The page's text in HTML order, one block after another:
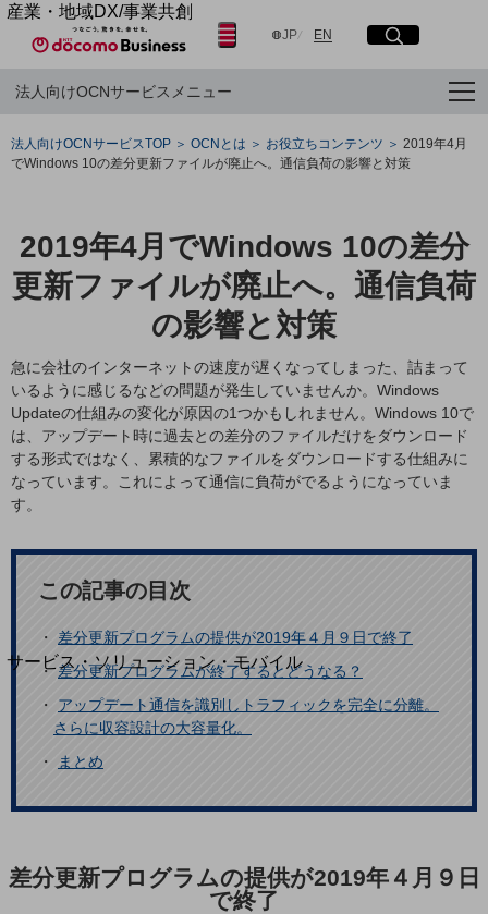
産業・地域DX/事業共創
OPEN HUB for Plural Futures
「社会可能性」を探究・実装する事業共創エコシステムです。
イベント/ウェビナー
記事コンテンツ
プレイヤー(カタリスト/パートナー企業)
産業・地域DXプラットフォーマーとして
企業と地域が持続成長する社会を目指します
Smart City
Smart Industry
Smart Mobility
Smart Worksite
生成AI(Generative AI)
地域の取り組み
地域社会を支える皆さまと地域課題の解決や
地域経済のさらなる活性化に取り組みます
自治体・地域社会との共創
別ウィンドウで開きます
サービス・ソリューション・モバイル
DXに関する課題を解決する
カテゴリーで探す
クラウド・データセンター
JP日本語
ENEnglish
サイト内検索
メニュー
フリーワードでNTTドコモビジネスの
取り組みを検索
法人向けOCNサービスメニュー
法人向けOCNサービスTOP OCNとは お役立ちコンテンツ
2019年4月
でWindows 10の差分更新ファイルが廃止へ。通信負荷の影響と対策
2019年4月でWindows 10の差分
更新ファイルが廃止へ。通信負荷
の影響と対策
急に会社のインターネットの速度が遅くなってしまった、詰まって
いるように感じるなどの問題が発生していませんか。Windows
Updateの仕組みの変化が原因の1つかもしれません。Windows 10で
は、アップデート時に過去との差分のファイルだけをダウンロード
する形式ではなく、累積的なファイルをダウンロードする仕組みに
なっています。これによって通信に負荷がでるようになっていま
す。
この記事の目次
・ 差分更新プログラムの提供が2019年４月９日で終了
・差分更新プログラムが終了するとどうなる？
・ アップデート通信を識別しトラフィックを完全に分離。
さらに収容設計の大容量化。
・
まとめ
差分更新プログラムの提供が2019年４月９日
で終了